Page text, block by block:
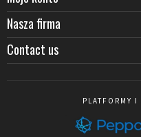
okazuje się problematyczne.
szybkie przemieszczenie
Komplementarność z
obejmującą równieżakcesoria
modularne podejście
Nasza firma
Contact us
PLATFORMY